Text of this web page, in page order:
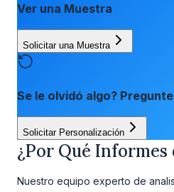
Ver una Muestra
Solicitar una Muestra
Se le olvidó algo?
Solicitar Personalización
¿Por Qué Informes
Nuestro equipo experto de